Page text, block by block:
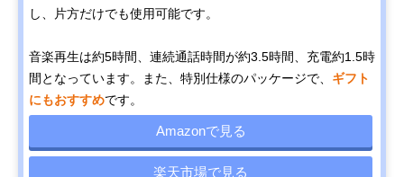
し、片方だけでも使用可能です。
音楽再生は約5時間、連続通話時間が約3.5時間、充電約1.5時
間となっています。また、特別仕様のパッケージで、 ギフト
にもおすすめです。
Amazonで見る
楽天市場で見る